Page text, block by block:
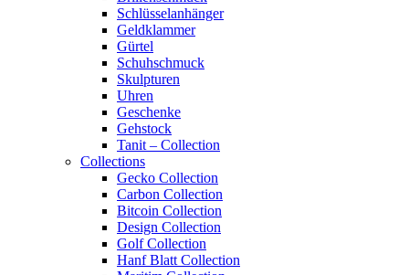
Schlüsselanhänger
Geldklammer
Gürtel
Schuhschmuck
Skulpturen
Uhren
Geschenke
Gehstock
Tanit – Collection
Collections
Gecko Collection
Carbon Collection
Bitcoin Collection
Design Collection
Golf Collection
Hanf Blatt Collection